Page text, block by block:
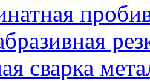
сварка